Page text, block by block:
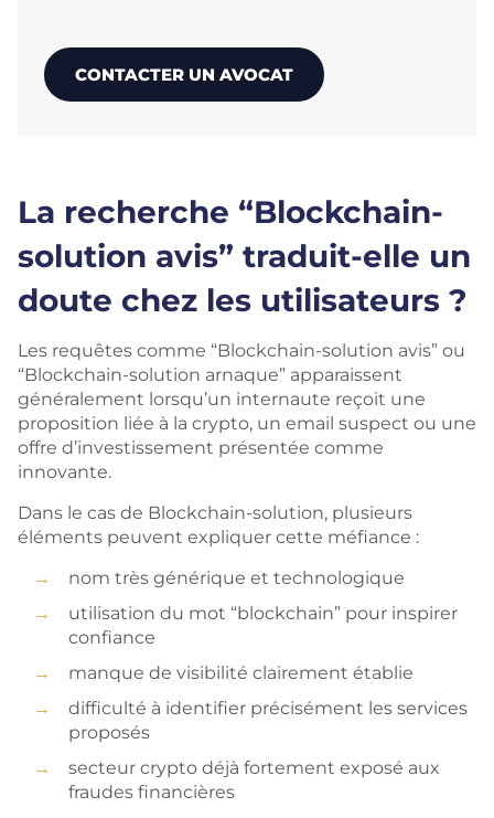
CONTACTER UN AVOCAT
La recherche “Blockchain-
solution avis” traduit-elle un
doute chez les utilisateurs ?
Les requêtes comme “Blockchain-solution avis” ou
“Blockchain-solution arnaque” apparaissent
généralement lorsqu’un internaute reçoit une
proposition liée à la crypto, un email suspect ou une
offre d’investissement présentée comme
innovante.
Dans le cas de Blockchain-solution, plusieurs
éléments peuvent expliquer cette méfiance :
nom très générique et technologique
utilisation du mot “blockchain” pour inspirer
confiance
manque de visibilité clairement établie
difficulté à identifier précisément les services
proposés
secteur crypto déjà fortement exposé aux
fraudes financières